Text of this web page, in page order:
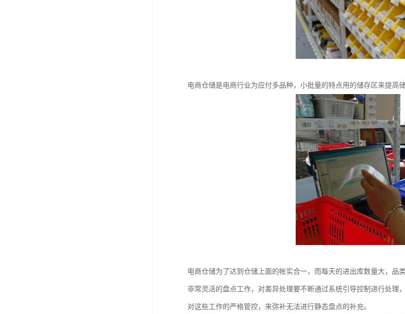
电商仓储是电商行业为应付多品种，小批量的特点用的储存区来提高
电商仓储为了达到仓储上面的帐实合一，而每天的进出库数量大，
非常灵活的盘点工作，对差异处理要不断通过系统引导控制进行处理
对这些工作的严格管控，来弥补无法进行静态盘点的补充。